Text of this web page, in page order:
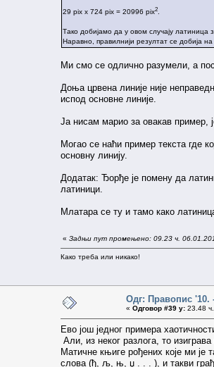
29 pix x 724 pix = 20996 pix2
Тако добијамо да у овом случају
Наравно, правилнији резултат се добија
Ми смо се одлично разумели, а
Доња црвена линије није
испод основне линије.
Ја нисам марио за овакав пример,
Могао се наћи пример текста где
основну линију.
Додатак: Ђорђе је помену да
латиници.
Млатара се ту и тамо како
« Задњи пут промењено: 09.23 ч.
Како треба или никако!
Одг: Правопис
« Одговор #39 у: 23.48
Ево још једног примера
Али, из неког разлога, то
Матичне књиге рођених које ми
слова (ђ, љ, њ, џ . . . ), и такви